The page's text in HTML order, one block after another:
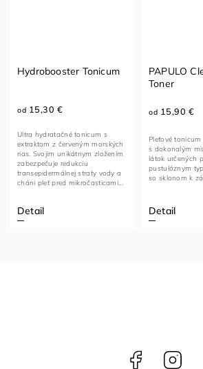
Hydrobooster Tonicum
od 15,30 €
Detail
Ultra hydratačné tonicum s
extraktom z červeným morských
rias. Svojim unikátnym zložením
zabezpečuje redukciu
transepidermálnej straty vody a
cháni pleť pred mikročasticami...
PAPULO
Toner
od 15,90 €
Detail
Pleťové
s dokonalým
látok určených
pustulóznym
so sklonom k
Facebook